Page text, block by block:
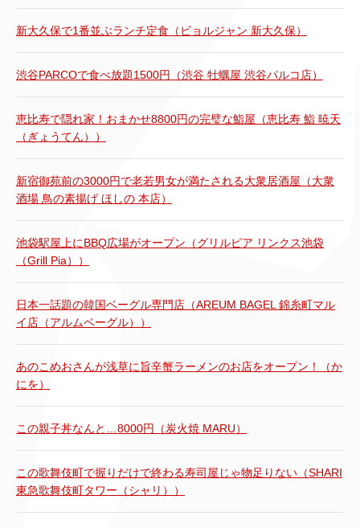
新大久保で1番並ぶランチ定食（ビョルジャン 新大久保）
渋谷PARCOで食べ放題1500円（渋谷 牡蠣屋 渋谷パルコ店）
恵比寿で隠れ家！おまかせ8800円の完璧な鮨屋（恵比寿 鮨 暁天
（ぎょうてん））
新宿御苑前の3000円で老若男女が満たされる大衆居酒屋（大衆
酒場 鳥の素揚げ ほしの 本店）
池袋駅屋上にBBQ広場がオープン（グリルピア リンクス池袋
（Grill Pia））
日本一話題の韓国ベーグル専門店（AREUM BAGEL 錦糸町マル
イ店（アルムベーグル））
あのこめおさんが浅草に旨辛蟹ラーメンのお店をオープン！（か
にを）
この親子丼なんと…8000円（炭火焼 MARU）
この歌舞伎町で握りだけで終わる寿司屋じゃ物足りない（SHARI
東急歌舞伎町タワー（シャリ））